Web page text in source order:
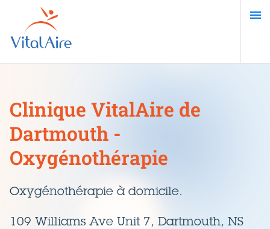
contenu
Clinique VitalAire de
Dartmouth -
Oxygénothérapie
Oxygénothérapie à domicile.
109 Williams Ave Unit 7, Dartmouth, NS